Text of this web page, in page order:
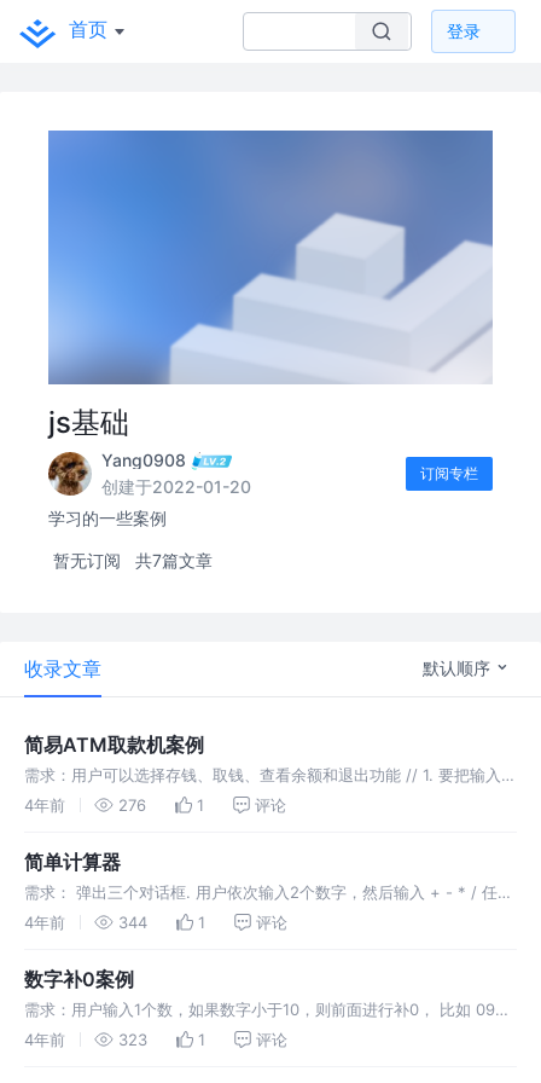
首页 登录
js基础
Yang0908
创建于2022-01-20
订阅专栏
学习的一些案例
暂无订阅 共7篇文章
收录文章 默认顺序
简易ATM取款机案例
需求：用户可以选择存钱、取钱、查看余额和退出功能 // 1. 要把输入提
示框写到 循环里面 // 2. 如果用户输入了 4 就退出 （js 只要你输入的
4年前 276 1 评论
简单计算器
需求： 弹出三个对话框. 用户依次输入2个数字，然后输入 + - * / 任何
一个运算符，可以计算结果
4年前 344 1 评论
数字补0案例
需求：用户输入1个数，如果数字小于10，则前面进行补0， 比如 09
03 等 分析： ①：为后期页面显示时间做铺垫 ②：利用三元运算符
4年前 323 1 评论